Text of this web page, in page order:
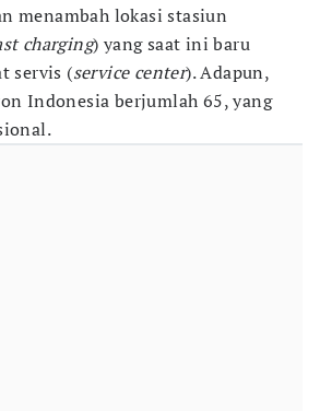
menambah lokasi stasiun
charging) yang saat ini baru
servis (service center). Adapun,
Indonesia berjumlah 65, yang